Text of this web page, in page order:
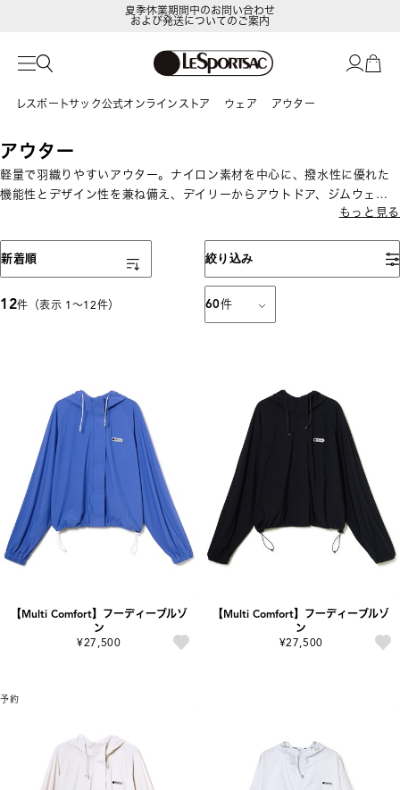
夏季休業期間中のお問い合わせ
および発送についてのご案内
レスポートサック公式オンラインストア ウェア アウター
アウター
軽量で羽織りやすいアウター。ナイロン素材を中心に、撥水性に優れた
機能性とデザイン性を兼ね備え、デイリーからアウトドア、ジムウェア
もっと見る
絞り込み
12件（表示 1〜12件） 60件
表示順
新着順
【Multi Comfort】フーディーブルゾ
ン
¥27,500
【Multi Comfort】フーディーブルゾ
ン
¥27,500
予約